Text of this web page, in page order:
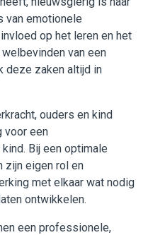
van emotionele
op het leren en het
van een
deze zaken altijd in
ouders en kind
voor een
Bij een optimale
zijn eigen rol en
met elkaar wat nodig
ontwikkelen.
een professionele,